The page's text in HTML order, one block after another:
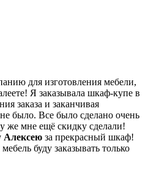
для изготовления мебели,
Я заказывала шкаф-купе в
заказа и заканчивая
было. Все было сделано очень
же мне ещё скидку сделали!
Алексею за прекрасный шкаф!
буду заказывать только